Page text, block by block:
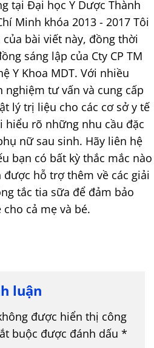
tại Đại học Y Dược Thành
Minh khóa 2013 - 2017 Tôi
của bài viết này, đồng thời
sáng lập của Cty CP TM
Y Khoa MDT. Với nhiều
nghiệm tư vấn và cung cấp
lý trị liệu cho các cơ sở y tế
hiểu rõ những nhu cầu đặc
nữ sau sinh. Hãy liên hệ
bạn có bất kỳ thắc mắc nào
được hỗ trợ thêm về các giải
tắc tia sữa để đảm bảo
cho cả mẹ và bé.
luận
được hiển thị công
buộc được đánh dấu *